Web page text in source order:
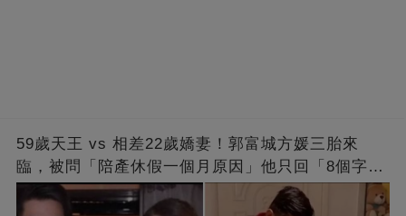
59歲天王 vs 相差22歲嬌妻！郭富城方媛三胎來
臨，被問「陪產休假一個月原因」他只回「8個字」
被贊爆